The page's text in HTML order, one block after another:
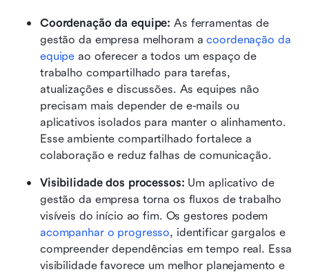
Coordenação da equipe: As ferramentas de
gestão da empresa melhoram a coordenação da
equipe ao oferecer a todos um espaço de
trabalho compartilhado para tarefas,
atualizações e discussões. As equipes não
precisam mais depender de e-mails ou
aplicativos isolados para manter o alinhamento.
Esse ambiente compartilhado fortalece a
colaboração e reduz falhas de comunicação.
Visibilidade dos processos: Um aplicativo de
gestão da empresa torna os fluxos de trabalho
acompanhar o progresso, identificar gargalos e
compreender dependências em tempo real. Essa
visibilidade favorece um melhor planejamento e